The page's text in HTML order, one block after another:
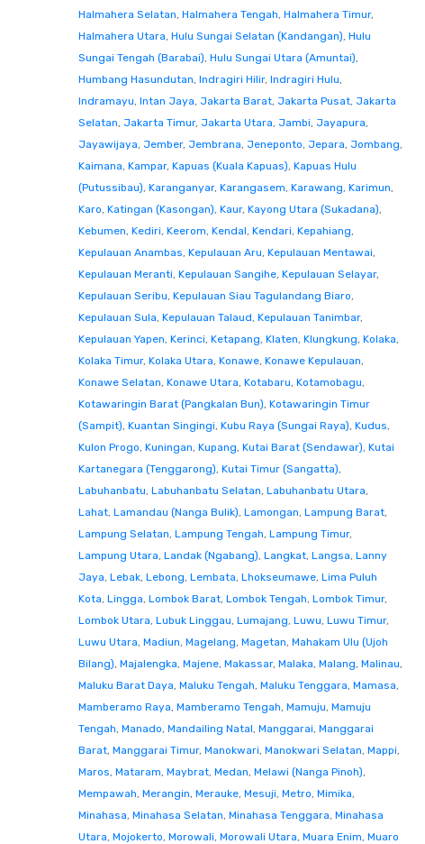
Halmahera Selatan, Halmahera Tengah, Halmahera Timur,
Halmahera Utara, Hulu Sungai Selatan (Kandangan), Hulu
Sungai Tengah (Barabai), Hulu Sungai Utara (Amuntai),
Humbang Hasundutan, Indragiri Hilir, Indragiri Hulu,
Indramayu, Intan Jaya, Jakarta Barat, Jakarta Pusat, Jakarta
Selatan, Jakarta Timur, Jakarta Utara, Jambi, Jayapura,
Jayawijaya, Jember, Jembrana, Jeneponto, Jepara, Jombang,
Kaimana, Kampar, Kapuas (Kuala Kapuas), Kapuas Hulu
(Putussibau), Karanganyar, Karangasem, Karawang, Karimun,
Karo, Katingan (Kasongan), Kaur, Kayong Utara (Sukadana),
Kebumen, Kediri, Keerom, Kendal, Kendari, Kepahiang,
Kepulauan Anambas, Kepulauan Aru, Kepulauan Mentawai,
Kepulauan Meranti, Kepulauan Sangihe, Kepulauan Selayar,
Kepulauan Seribu, Kepulauan Siau Tagulandang Biaro,
Kepulauan Sula, Kepulauan Talaud, Kepulauan Tanimbar,
Kepulauan Yapen, Kerinci, Ketapang, Klaten, Klungkung, Kolaka,
Kolaka Timur, Kolaka Utara, Konawe, Konawe Kepulauan,
Konawe Selatan, Konawe Utara, Kotabaru, Kotamobagu,
Kotawaringin Barat (Pangkalan Bun), Kotawaringin Timur
(Sampit), Kuantan Singingi, Kubu Raya (Sungai Raya), Kudus,
Kulon Progo, Kuningan, Kupang, Kutai Barat (Sendawar), Kutai
Kartanegara (Tenggarong), Kutai Timur (Sangatta),
Labuhanbatu, Labuhanbatu Selatan, Labuhanbatu Utara,
Lahat, Lamandau (Nanga Bulik), Lamongan, Lampung Barat,
Lampung Selatan, Lampung Tengah, Lampung Timur,
Lampung Utara, Landak (Ngabang), Langkat, Langsa, Lanny
Jaya, Lebak, Lebong, Lembata, Lhokseumawe, Lima Puluh
Kota, Lingga, Lombok Barat, Lombok Tengah, Lombok Timur,
Lombok Utara, Lubuk Linggau, Lumajang, Luwu, Luwu Timur,
Luwu Utara, Madiun, Magelang, Magetan, Mahakam Ulu (Ujoh
Bilang), Majalengka, Majene, Makassar, Malaka, Malang, Malinau,
Maluku Barat Daya, Maluku Tengah, Maluku Tenggara, Mamasa,
Mamberamo Raya, Mamberamo Tengah, Mamuju, Mamuju
Tengah, Manado, Mandailing Natal, Manggarai, Manggarai
Barat, Manggarai Timur, Manokwari, Manokwari Selatan, Mappi,
Maros, Mataram, Maybrat, Medan, Melawi (Nanga Pinoh),
Mempawah, Merangin, Merauke, Mesuji, Metro, Mimika,
Minahasa, Minahasa Selatan, Minahasa Tenggara, Minahasa
Utara, Mojokerto, Morowali, Morowali Utara, Muara Enim, Muaro